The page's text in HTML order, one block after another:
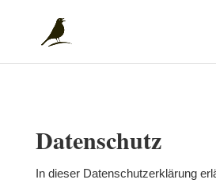
Datenschutz
In dieser Datenschutzerklärung